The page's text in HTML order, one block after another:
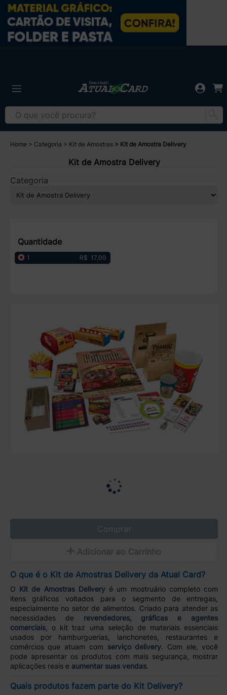
Home Categoria Kit de Amostras Kit de Amostra Delivery
Kit de Amostra Delivery
Categoria
Quantidade
1 R$ 17,00
Comprar
Adicionar ao Carrinho
O que é o Kit de Amostras Delivery da Atual Card?
O Kit de Amostras Deliveryé um mostruário completo com
itens gráficos voltados para o segmento de entregas,
especialmente no setor de alimentos. Criado para atender as
necessidades de revendedores, gráficas e agentes
comerciais, o kit traz uma seleção de materiais essenciais
usados por hamburguerias, lanchonetes, restaurantes e
comércios que atuam com serviço delivery. Com ele, você
pode apresentar os produtos com mais segurança, mostrar
aplicações reais e aumentar suas vendas.
Quais produtos fazem parte do Kit Delivery?